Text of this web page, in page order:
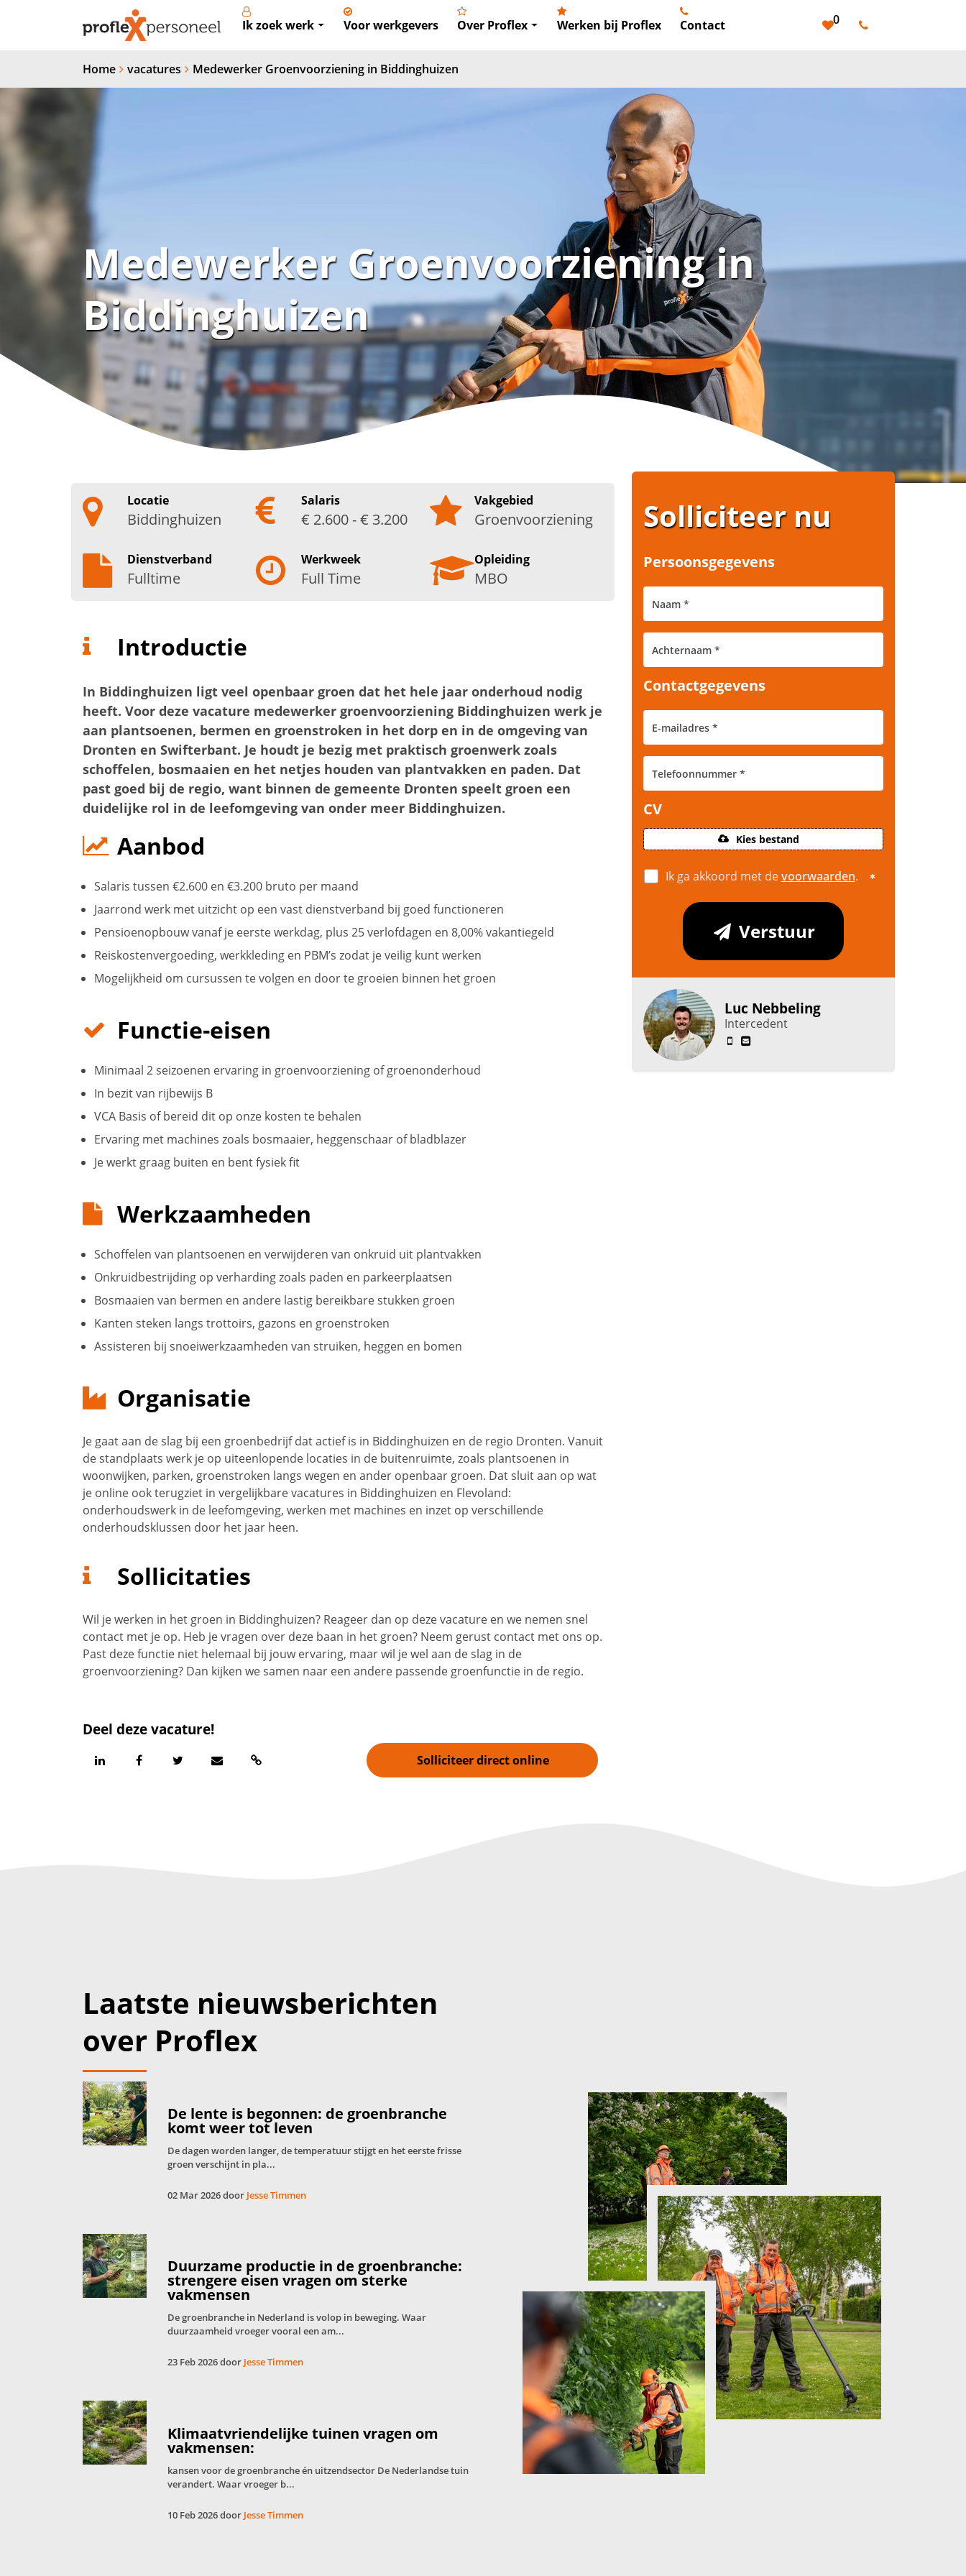
Ik zoek werk Voor werkgevers Over Proflex Werken bij Proflex Contact 0
Home vacatures Medewerker Groenvoorziening in Biddinghuizen
Medewerker Groenvoorziening in
Biddinghuizen
Locatie
Biddinghuizen
Salaris
€ 2.600 - € 3.200
Vakgebied
Groenvoorziening
Dienstverband
Fulltime
Werkweek
Full Time
Opleiding
MBO
Introductie
In Biddinghuizen ligt veel openbaar groen dat het hele jaar onderhoud nodig
heeft. Voor deze vacature medewerker groenvoorziening Biddinghuizen werk je
aan plantsoenen, bermen en groenstroken in het dorp en in de omgeving van
Dronten en Swifterbant. Je houdt je bezig met praktisch groenwerk zoals
schoffelen, bosmaaien en het netjes houden van plantvakken en paden. Dat
past goed bij de regio, want binnen de gemeente Dronten speelt groen een
duidelijke rol in de leefomgeving van onder meer Biddinghuizen.
Aanbod
Salaris tussen €2.600 en €3.200 bruto per maand
Jaarrond werk met uitzicht op een vast dienstverband bij goed functioneren
Pensioenopbouw vanaf je eerste werkdag, plus 25 verlofdagen en 8,00% vakantiegeld
Reiskostenvergoeding, werkkleding en PBM’s zodat je veilig kunt werken
Mogelijkheid om cursussen te volgen en door te groeien binnen het groen
Functie-eisen
Minimaal 2 seizoenen ervaring in groenvoorziening of groenonderhoud
In bezit van rijbewijs B
VCA Basis of bereid dit op onze kosten te behalen
Ervaring met machines zoals bosmaaier, heggenschaar of bladblazer
Je werkt graag buiten en bent fysiek fit
Werkzaamheden
Schoffelen van plantsoenen en verwijderen van onkruid uit plantvakken
Onkruidbestrijding op verharding zoals paden en parkeerplaatsen
Bosmaaien van bermen en andere lastig bereikbare stukken groen
Kanten steken langs trottoirs, gazons en groenstroken
Assisteren bij snoeiwerkzaamheden van struiken, heggen en bomen
Organisatie
Je gaat aan de slag bij een groenbedrijf dat actief is in Biddinghuizen en de regio Dronten. Vanuit
de standplaats werk je op uiteenlopende locaties in de buitenruimte, zoals plantsoenen in
woonwijken, parken, groenstroken langs wegen en ander openbaar groen. Dat sluit aan op wat
je online ook terugziet in vergelijkbare vacatures in Biddinghuizen en Flevoland:
onderhoudswerk in de leefomgeving, werken met machines en inzet op verschillende
onderhoudsklussen door het jaar heen.
Sollicitaties
Wil je werken in het groen in Biddinghuizen? Reageer dan op deze vacature en we nemen snel
contact met je op. Heb je vragen over deze baan in het groen? Neem gerust contact met ons op.
Past deze functie niet helemaal bij jouw ervaring, maar wil je wel aan de slag in de
groenvoorziening? Dan kijken we samen naar een andere passende groenfunctie in de regio.
Deel deze vacature!
Solliciteer direct online
Luc Nebbeling
Intercedent
Solliciteer nu
Persoonsgegevens
Contactgegevens
CV
Kies bestand
Ik ga akkoord met devoorwaarden.
Verstuur
Laatste nieuwsberichten
over Proflex
De lente is begonnen: de groenbranche
komt weer tot leven
De dagen worden langer, de temperatuur stijgt en het eerste frisse
groen verschijnt in pla...
02 Mar 2026 door Jesse Timmen
Duurzame productie in de groenbranche:
strengere eisen vragen om sterke
vakmensen
De groenbranche in Nederland is volop in beweging. Waar
duurzaamheid vroeger vooral een am...
23 Feb 2026 door Jesse Timmen
Klimaatvriendelijke tuinen vragen om
vakmensen:
kansen voor de groenbranche én uitzendsector De Nederlandse tuin
verandert. Waar vroeger b...
10 Feb 2026 door Jesse Timmen